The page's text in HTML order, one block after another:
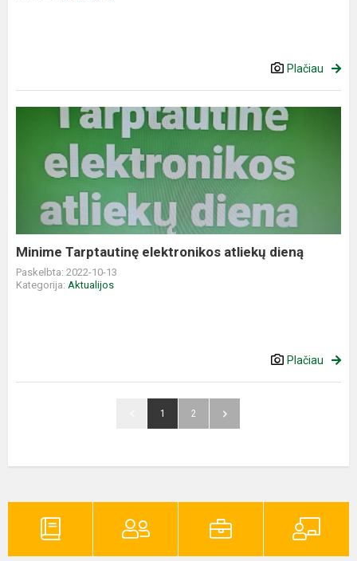
Plačiau
Tarptautinę
elektronikos
atliekų
Minime Tarptautinę elektronikos atliekų dieną
Paskelbta: 2022-10-13
Kategorija: Aktualijos
Plačiau
1 2